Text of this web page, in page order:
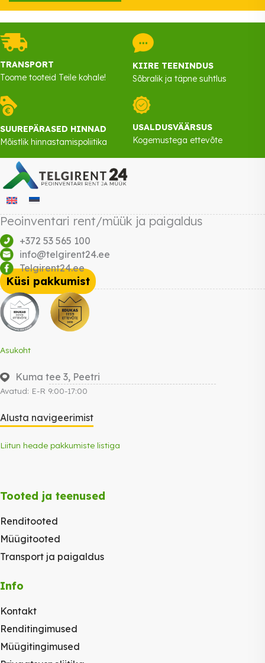
TRANSPORT
Toome tooteid Teile kohale!
KIIRE TEENINDUS
Sõbralik ja täpne suhtlus
SUUREPÄRASED HINNAD
Mõistlik hinnastamispoliitika
USALDUSVÄÄRSUS
Kogemustega ettevõte
Peoinventari rent/müük ja paigaldus
+372 53 565 100
info@telgirent24.ee
Telgirent24.ee
Küsi pakkumist
Asukoht
Kuma tee 3, Peetri
Avatud: E-R 9:00-17:00
Alusta navigeerimist
Liitun heade pakkumiste listiga
Tooted ja teenused
Renditooted
Müügitooted
Transport ja paigaldus
Info
Kontakt
Renditingimused
Müügitingimused